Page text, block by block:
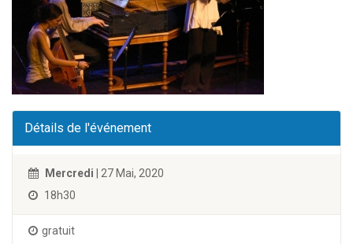
Détails de l'événement
Mercredi | 27 Mai, 2020
18h30
gratuit